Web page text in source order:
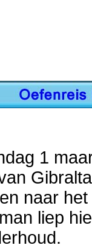
1
naar
liep